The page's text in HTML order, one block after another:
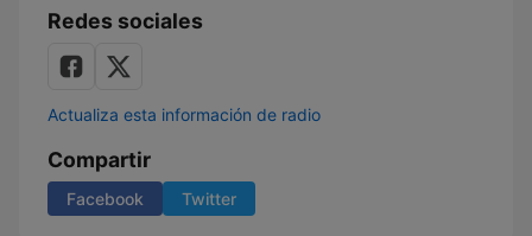
Redes sociales
Actualiza esta información de radio
Compartir
Facebook Twitter